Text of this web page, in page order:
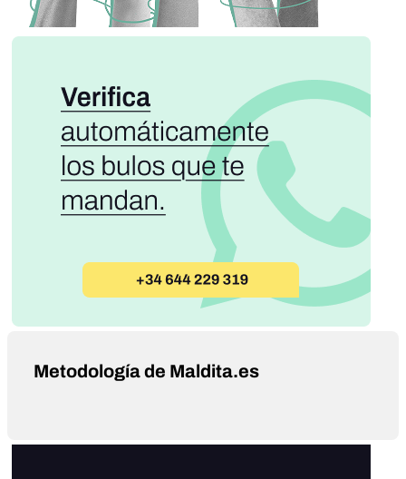
Metodología de Maldita.es